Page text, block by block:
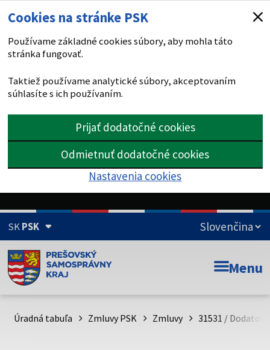
Cookies na stránke PSK
Používame základné cookies súbory, aby mohla táto
stránka fungovať.
Taktiež používame analytické súbory, akceptovaním
súhlasíte s ich používaním.
Prijať dodatočné cookies
Odmietnuť dodatočné cookies
Nastavenia cookies
SKPSK
Doména psk.sk je oficiálna
Toto je oficiálna webová stránka Prešovského
psk.sk.
Menu
Úradná tabuľa Zmluvy PSK Zmluvy 31531 / Dodatok